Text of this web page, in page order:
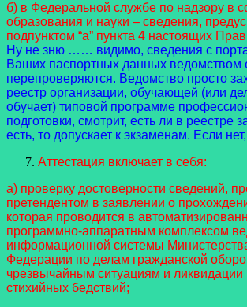
б) в Федеральной службе по надзору в
образования и науки – сведения,
подпунктом “а” пункта 4 настоящих
Ну не зню …… видимо, сведения с
Ваших паспортных данных ведомством
перепроверяются. Ведомство просто
реестр организации, обучающей (или
обучает) типовой программе
подготовки, смотрит, есть ли в реестре
есть, то допускает к экзаменам. Если
Аттестация включает в себя:
а) проверку достоверности сведений,
претендентом в заявлении о
которая проводится в
программно-аппаратным комплексом
информационной системы
Федерации по делам гражданской
чрезвычайным ситуациям и ликвидации
стихийных бедствий;